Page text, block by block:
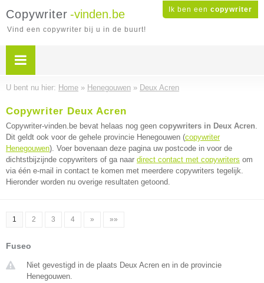
Ik ben een copywriter
Copywriter -vinden.be
Vind een copywriter bij u in de buurt!
U bent nu hier: Home » Henegouwen » Deux Acren
Copywriter Deux Acren
Copywriter-vinden.be bevat helaas nog geen copywriters in Deux Acren.
Dit geldt ook voor de gehele provincie Henegouwen (copywriter
Henegouwen). Voer bovenaan deze pagina uw postcode in voor de
dichtstbijzijnde copywriters of ga naar direct contact met copywriters om
via één e-mail in contact te komen met meerdere copywriters tegelijk.
Hieronder worden nu overige resultaten getoond.
1 2 3 4 » »»
Fuseo
Niet gevestigd in de plaats Deux Acren en in de provincie
Henegouwen.